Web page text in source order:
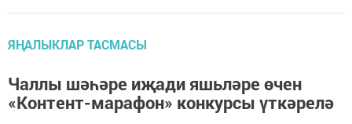
ЯҢАЛЫКЛАР ТАСМАСЫ
Чаллы шәһәре иҗади яшьләре өчен
«Контент-марафон» конкурсы үткәрелә